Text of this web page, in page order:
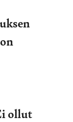
ollut